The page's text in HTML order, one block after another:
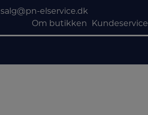
salg@pn-elservice.dk
Om butikken
Kundeservice